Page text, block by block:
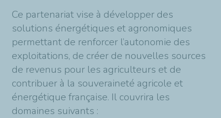
Ce partenariat vise à développer des
solutions énergétiques et agronomiques
permettant de renforcer l’autonomie des
exploitations, de créer de nouvelles sources
de revenus pour les agriculteurs et de
contribuer à la souveraineté agricole et
énergétique française. Il couvrira les
domaines suivants :